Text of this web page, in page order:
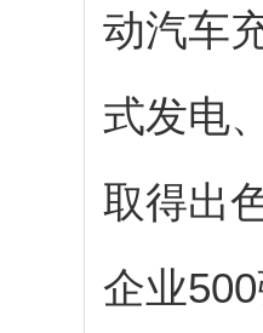
动汽车
式发电
取得出
企业500